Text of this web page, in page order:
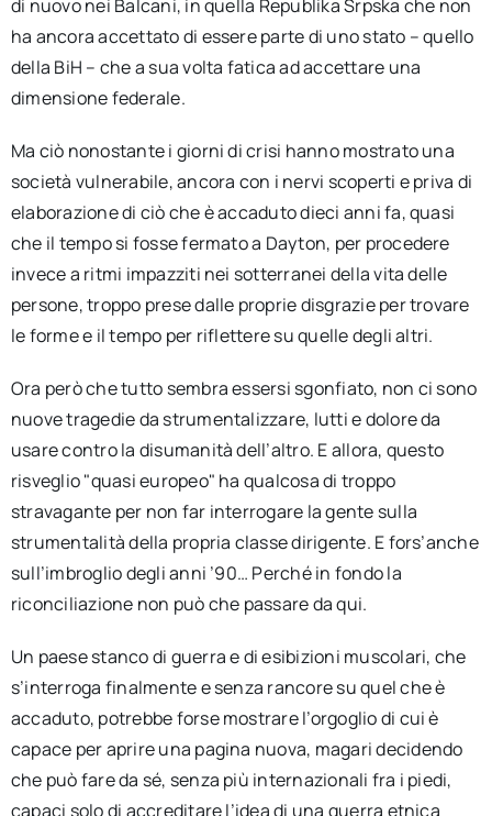
di nuovo nei Balcani, in quella Republika Srpska che non
ha ancora accettato di essere parte di uno stato – quello
della BiH – che a sua volta fatica ad accettare una
dimensione federale.
Ma ciò nonostante i giorni di crisi hanno mostrato una
società vulnerabile, ancora con i nervi scoperti e priva di
elaborazione di ciò che è accaduto dieci anni fa, quasi
che il tempo si fosse fermato a Dayton, per procedere
invece a ritmi impazziti nei sotterranei della vita delle
persone, troppo prese dalle proprie disgrazie per trovare
le forme e il tempo per riflettere su quelle degli altri.
Ora però che tutto sembra essersi sgonfiato, non ci sono
nuove tragedie da strumentalizzare, lutti e dolore da
usare contro la disumanità dell’altro. E allora, questo
risveglio "quasi europeo" ha qualcosa di troppo
stravagante per non far interrogare la gente sulla
strumentalità della propria classe dirigente. E fors’anche
sull’imbroglio degli anni ’90… Perché in fondo la
riconciliazione non può che passare da qui.
Un paese stanco di guerra e di esibizioni muscolari, che
s’interroga finalmente e senza rancore su quel che è
accaduto, potrebbe forse mostrare l’orgoglio di cui è
capace per aprire una pagina nuova, magari decidendo
che può fare da sé, senza più internazionali fra i piedi,
capaci solo di accreditare l’idea di una guerra etnica